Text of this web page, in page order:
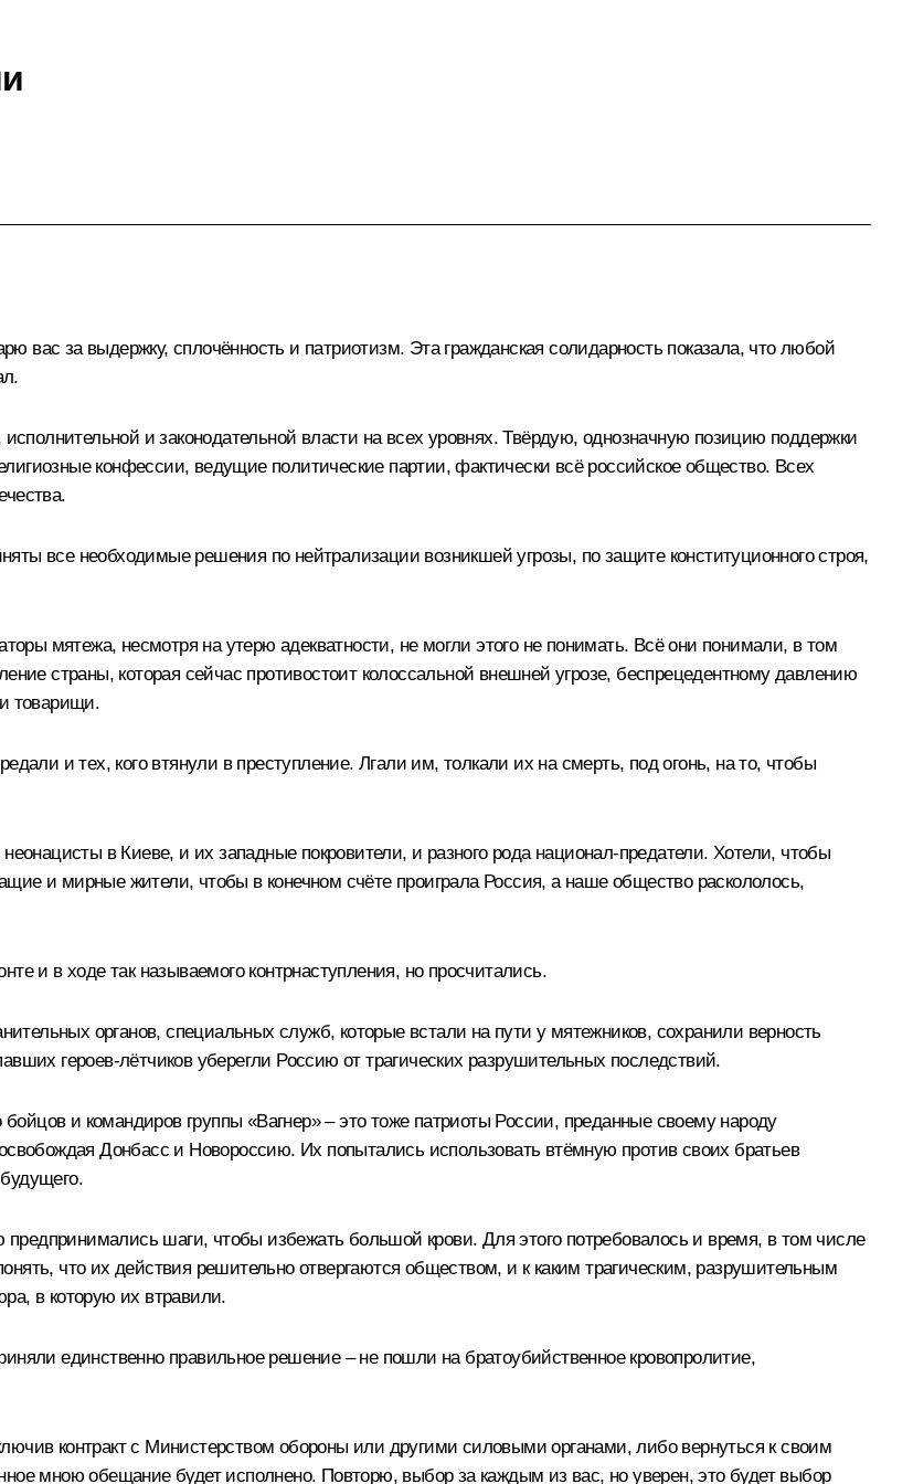
вас за выдержку, сплочённость и патриотизм. Эта гражданская солидарность показала, что любой
и законодательной власти на всех уровнях. Твёрдую, однозначную позицию поддержки
конфессии, ведущие политические партии, фактически всё российское общество. Всех
все необходимые решения по нейтрализации возникшей угрозы, по защите конституционного строя,
мятежа, несмотря на утерю адекватности, не могли этого не понимать. Всё они понимали, в том
страны, которая сейчас противостоит колоссальной внешней угрозе, беспрецедентному давлению
товарищи.
и тех, кого втянули в преступление. Лгали им, толкали их на смерть, под огонь, на то, чтобы
в Киеве, и их западные покровители, и разного рода национал-предатели. Хотели, чтобы
и мирные жители, чтобы в конечном счёте проиграла Россия, а наше общество раскололось,
и в ходе так называемого контрнаступления, но просчитались.
органов, специальных служб, которые встали на пути у мятежников, сохранили верность
героев-лётчиков уберегли Россию от трагических разрушительных последствий.
и командиров группы «Вагнер» – это тоже патриоты России, преданные своему народу
Донбасс и Новороссию. Их попытались использовать втёмную против своих братьев
шаги, чтобы избежать большой крови. Для этого потребовалось и время, в том числе
что их действия решительно отвергаются обществом, и к каким трагическим, разрушительным
в которую их втравили.
единственно правильное решение – не пошли на братоубийственное кровопролитие,
контракт с Министерством обороны или другими силовыми органами, либо вернуться к своим
мною обещание будет исполнено. Повторю, выбор за каждым из вас, но уверен, это будет выбор